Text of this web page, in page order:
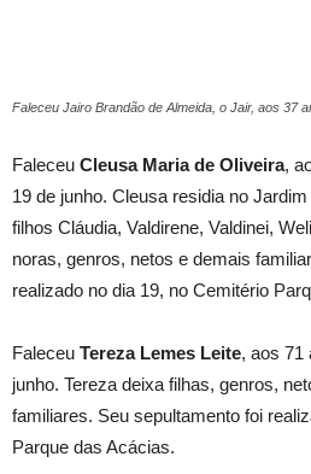
Faleceu Jairo Brandão de Almeida, o Jair, aos 37
Faleceu Cleusa Maria de Oliveira,
19 de junho. Cleusa residia no
filhos Cláudia, Valdirene, Valdinei,
noras, genros, netos e demais
realizado no dia 19, no Cemitério
Faleceu Tereza Lemes Leite, aos 71
junho. Tereza deixa filhas, genros,
familiares. Seu sepultamento foi
Parque das Acácias.